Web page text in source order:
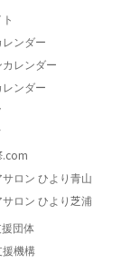
ンダー
レンダー
ンダー
.com
ロン ひより青山
ロン ひより芝浦
団体
機構